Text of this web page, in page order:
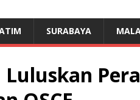
SURABAYA
Luluskan